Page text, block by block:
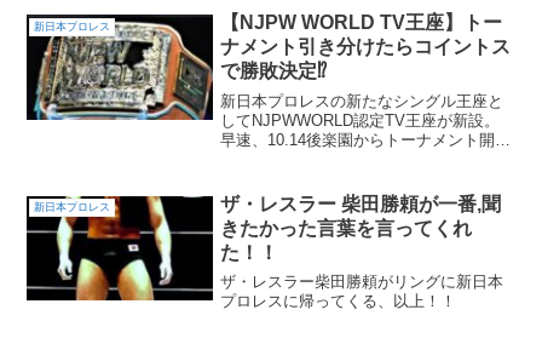
んとIWGP世界ヘビーへの挑戦権を提...
新日本プロレス
【NJPW WORLD TV王座】トー
ナメント引き分けたらコイントス
で勝敗決定⁉︎
新日本プロレスの新たなシングル王座と
してNJPWWORLD認定TV王座が新設。
早速、10.14後楽園からトーナメント開
新日本プロレス
ザ・レスラー 柴田勝頼が一番,聞
きたかった言葉を言ってくれ
た！！
ザ・レスラー柴田勝頼がリングに新日本
プロレスに帰ってくる、以上！！